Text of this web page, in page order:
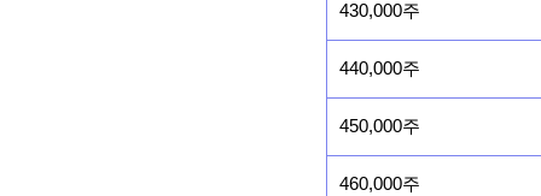
430,000주
440,000주
450,000주
460,000주